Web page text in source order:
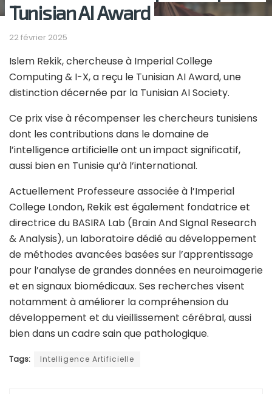
Tunisian AI Award
22 février 2025
Islem Rekik, chercheuse à Imperial College
Computing & I-X, a reçu le Tunisian AI Award, une
distinction décernée par la Tunisian AI Society.
Ce prix vise à récompenser les chercheurs tunisiens
dont les contributions dans le domaine de
l’intelligence artificielle ont un impact significatif,
aussi bien en Tunisie qu’à l’international.
Actuellement Professeure associée à l’Imperial
College London, Rekik est également fondatrice et
directrice du BASIRA Lab (Brain And SIgnal Research
& Analysis), un laboratoire dédié au développement
de méthodes avancées basées sur l’apprentissage
pour l’analyse de grandes données en neuroimagerie
et en signaux biomédicaux. Ses recherches visent
notamment à améliorer la compréhension du
développement et du vieillissement cérébral, aussi
bien dans un cadre sain que pathologique.
Tags: Intelligence Artificielle